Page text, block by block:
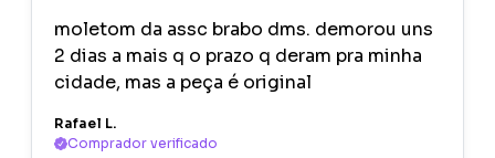
moletom da assc brabo dms. demorou uns
2 dias a mais q o prazo q deram pra minha
cidade, mas a peça é original
Rafael L.
Comprador verificado